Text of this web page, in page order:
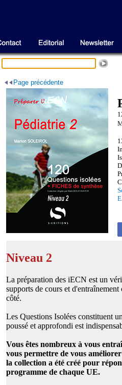
Page précédente
Niveau 2
La préparation des iECN est un
supports de cours et
côté.
Les Questions Isolées constituent
poussé et approfondi est
Vous êtes nombreux à vous
vous permettre de vous
la collection a été créé pour
programme de chaque UE.